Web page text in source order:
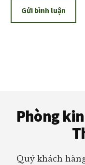
Phòng
Quý khách